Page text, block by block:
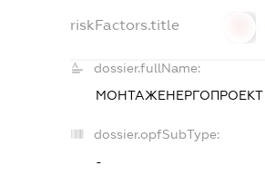
riskFactors.title
dossier.fullName:
МОНТАЖЕНЕРГОПРОЕКТ
dossier.opfSubType:
-